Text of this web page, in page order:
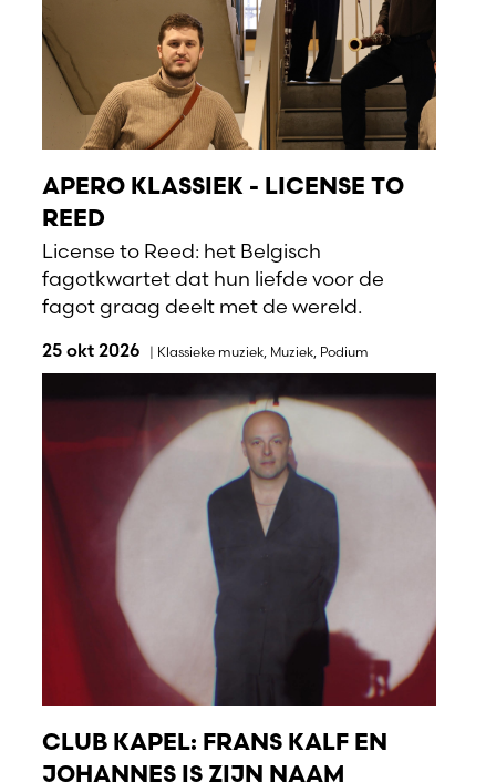
APERO KLASSIEK - LICENSE TO
REED
License to Reed: het Belgisch
fagotkwartet dat hun liefde voor de
fagot graag deelt met de wereld.
25 okt 2026 | Klassieke muziek, Muziek, Podium
CLUB KAPEL: FRANS KALF EN
JOHANNES IS ZIJN NAAM